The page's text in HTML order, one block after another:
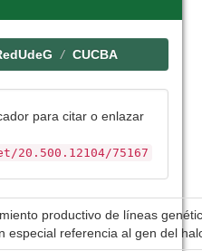
CUCBA
para citar o enlazar
75167
productivo de líneas
especial referencia al gen del